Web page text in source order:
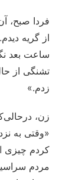
فردا صبح،
از گریه
ساعت بعد
تشنگی از
زدم.»
زن،
«وقتی به
کردم چیزی
مردم